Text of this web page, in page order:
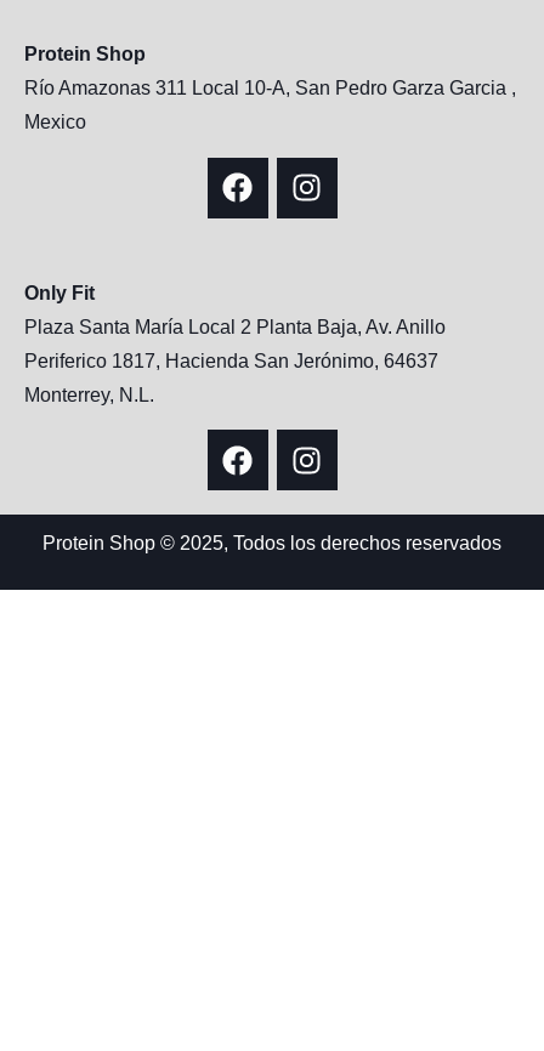
Protein Shop
Río Amazonas 311 Local 10-A, San Pedro Garza Garcia ,
Mexico
Only Fit
Plaza Santa María Local 2 Planta Baja, Av. Anillo
Periferico 1817, Hacienda San Jerónimo, 64637
Monterrey, N.L.
Protein Shop © 2025, Todos los derechos reservados